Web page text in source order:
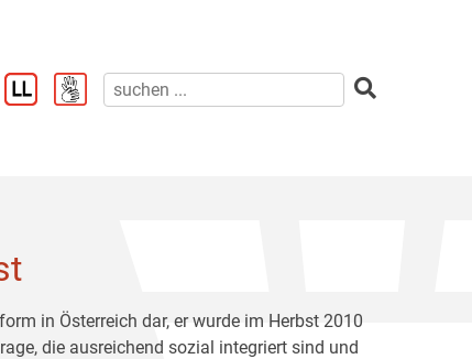
in Österreich dar, er wurde im Herbst 2010
die ausreichend sozial integriert sind und